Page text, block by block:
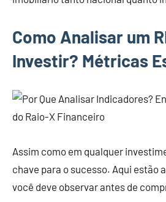
Como Analisar um
Investir? Métricas
Assim como em qualquer
chave para o sucesso. Aqui estão
você deve observar antes de